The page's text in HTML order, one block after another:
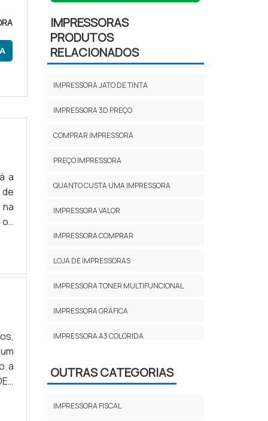
a
a
IMPRESSORAS
PRODUTOS
RELACIONADOS
IMPRESSORA JATO DE TINTA
IMPRESSORA 3D PREÇO
COMPRAR IMPRESSORA
PREÇO IMPRESSORA
QUANTO CUSTA UMA IMPRESSORA
IMPRESSORA VALOR
IMPRESSORA COMPRAR
LOJA DE IMPRESSORAS
IMPRESSORA TONER MULTIFUNCIONAL
IMPRESSORA GRÁFICA
IMPRESSORA A3 COLORIDA
PREÇO DA IMPRESSORA
MULTIFUNCIONAL JATO DE TINTA
OUTRAS CATEGORIAS
IMPRESSORA FISCAL